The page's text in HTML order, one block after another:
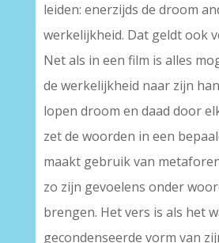
leiden: enerzijds de droom
werkelijkheid. Dat geldt ook
Net als in een film is alles
de werkelijkheid naar zijn
lopen droom en daad door
zet de woorden in een
maakt gebruik van
zo zijn gevoelens onder
brengen. Het vers is als het
gecondenseerde vorm van